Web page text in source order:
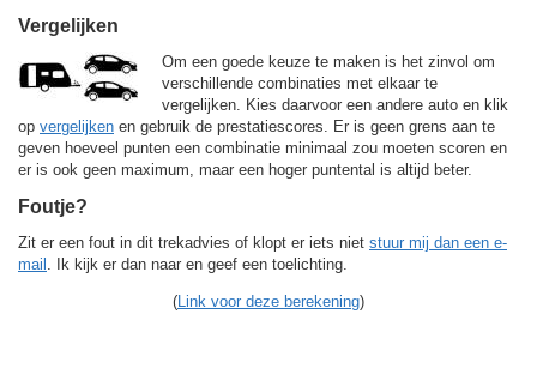
Vergelijken
Om een goede keuze te maken is het zinvol om
verschillende combinaties met elkaar te
vergelijken. Kies daarvoor een andere auto en klik
op vergelijken en gebruik de prestatiescores. Er is geen grens aan te
geven hoeveel punten een combinatie minimaal zou moeten scoren en
er is ook geen maximum, maar een hoger puntental is altijd beter.
Foutje?
Zit er een fout in dit trekadvies of klopt er iets niet stuur mij dan een e-
mail
. Ik kijk er dan naar en geef een toelichting.
( Link voor deze berekening)